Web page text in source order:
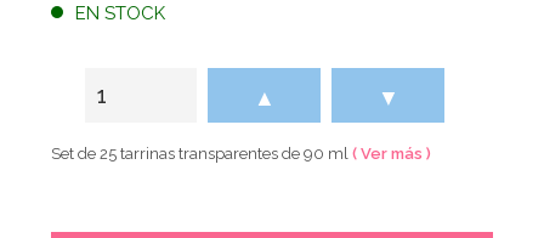
EN STOCK
▲ ▼
Set de 25 tarrinas transparentes de 90 ml( Ver más )